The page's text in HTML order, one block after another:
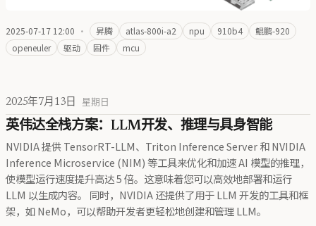
2025-07-17 12:00 · 昇腾 atlas-800i-a2 npu 910b4
鲲鹏-920
openeuler
驱动 固件 mcu
2025年7月13日 星期日
英伟达全栈方案：LLM开发、推理与具身智能
NVIDIA 提供 TensorRT-LLM、Triton Inference Server 和 NVIDIA
Inference Microservice (NIM) 等工具来优化和加速 AI 模型的推理，
使模型运行速度提升高达 5 倍。这意味着您可以高效地部署和运行
LLM 以生成内容。 同时，NVIDIA 还提供了用于 LLM 开发的工具和框
架，如 NeMo，可以帮助开发者更轻松地创建和管理 LLM。